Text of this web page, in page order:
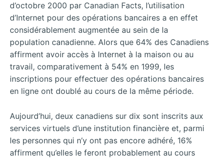
d’octobre 2000 par Canadian Facts, l’utilisation
d’Internet pour des opérations bancaires a en effet
considérablement augmentée au sein de la
population canadienne. Alors que 64% des Canadiens
affirment avoir accès à Internet à la maison ou au
travail, comparativement à 54% en 1999, les
inscriptions pour effectuer des opérations bancaires
en ligne ont doublé au cours de la même période.
Aujourd’hui, deux canadiens sur dix sont inscrits aux
services virtuels d’une institution financière et, parmi
les personnes qui n’y ont pas encore adhéré, 16%
affirment qu’elles le feront probablement au cours